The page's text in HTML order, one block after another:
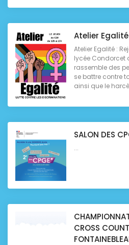
Atelier
Atelier Egalité :
lycée Condorcet
rassemble des
se battre contre
ainsi que le
SALON DES
...
CROSS